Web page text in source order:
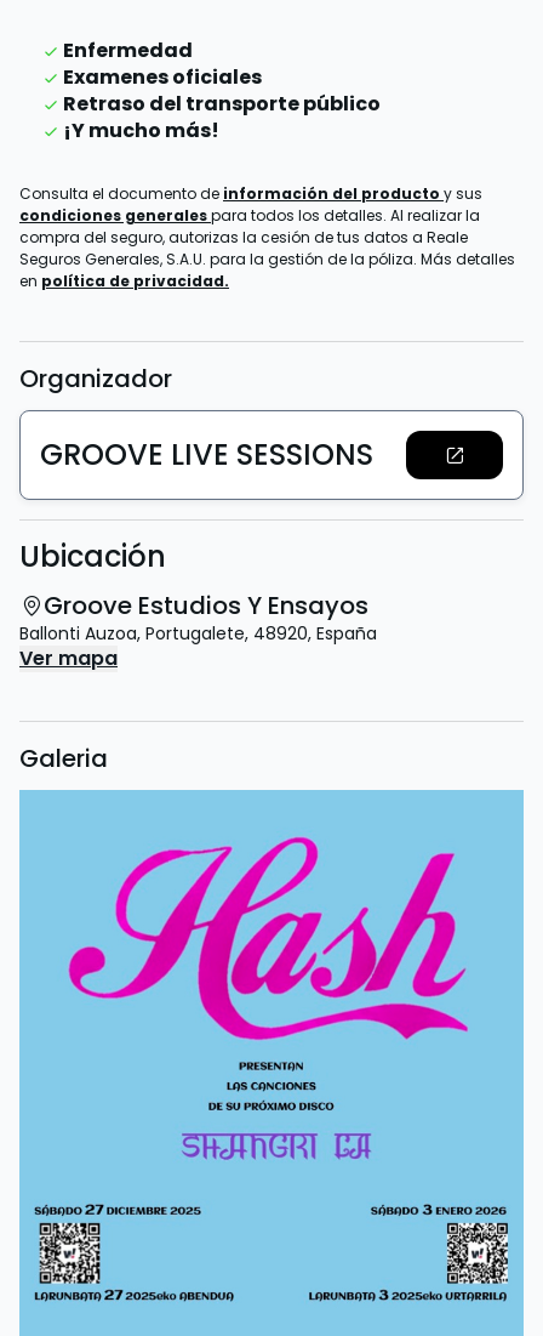
Enfermedad
Examenes oficiales
Retraso del transporte público
¡Y mucho más!
Consulta el documento de información del producto y sus
condiciones generalespara todos los detalles. Al realizar la
compra del seguro, autorizas la cesión de tus datos a Reale
Seguros Generales, S.A.U. para la gestión de la póliza. Más detalles
en política de privacidad.
Organizador
GROOVE LIVE SESSIONS
Ubicación
Groove Estudios Y Ensayos
Ballonti Auzoa, Portugalete, 48920, España
Ver mapa
Galeria